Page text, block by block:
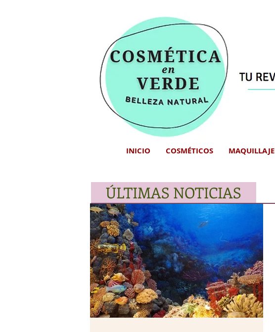
INICIO COSMÉTICOS MAQUILLAJE
ÚLTIMAS NOTICIAS